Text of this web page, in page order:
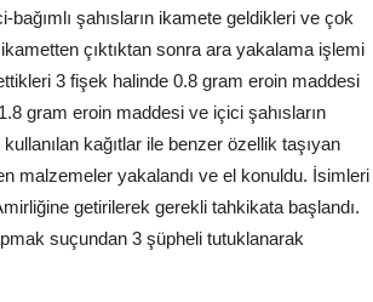
bağımlı şahısların ikamete geldikleri ve çok
çıktıktan sonra ara yakalama işlemi
ettikleri 3 fişek halinde 0.8 gram eroin maddesi
gram eroin maddesi ve içici şahısların
kağıtlar ile benzer özellik taşıyan
malzemeler yakalandı ve el konuldu. İsimleri
getirilerek gerekli tahkikata başlandı.
suçundan 3 şüpheli tutuklanarak